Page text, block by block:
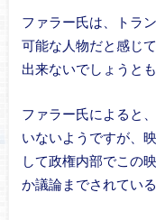
ファラー氏は、トラ
可能な人物だと感じ
出来ないでしょうと
ファラー氏によると
いないようですが、
して政権内部でこの
か議論までされている